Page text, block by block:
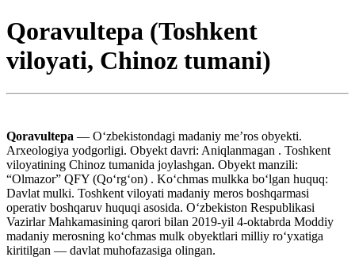
Qoravultepa (Toshkent
viloyati, Chinoz tumani)
Qoravultepa — Oʻzbekistondagi madaniy meʼros obyekti.
Arxeologiya yodgorligi. Obyekt davri: Aniqlanmagan . Toshkent
viloyatining Chinoz tumanida joylashgan. Obyekt manzili:
“Olmazor” QFY (Qoʻrgʻon) . Koʻchmas mulkka boʻlgan huquq:
Davlat mulki. Toshkent viloyati madaniy meros boshqarmasi
operativ boshqaruv huquqi asosida. Oʻzbekiston Respublikasi
Vazirlar Mahkamasining qarori bilan 2019-yil 4-oktabrda Moddiy
madaniy merosning koʻchmas mulk obyektlari milliy roʻyxatiga
kiritilgan — davlat muhofazasiga olingan.